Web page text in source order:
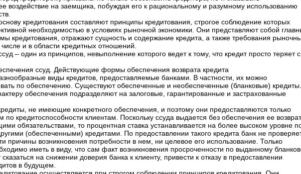
воздействие на заемщика, побуждая его к рациональному и разумному использованию
кредитования составляют принципы кредитования, строгое соблюдение которых
необходимостью в условиях рыночной экономики. Они представляют собой
кредитования, отражают сущность и содержание кредита, а также требования
и в области кредитных отношений.
– один из принципов, невыполнение которого ведет к тому, что кредит просто теряет
ссуд. Действующие формы обеспечения возврата кредита
виды кредитов, предоставляемые банками. В частности, их можно
по обеспечению. Существуют обеспеченные и необеспеченные (бланковые) кредиты.
обеспечения подразделяют на залоговые, гарантированные и застрахованные
не имеющие конкретного обеспечения, и поэтому они предоставляются только
по кредитоспособности клиентам. Поскольку ссуда выдается без обеспечения ее
обязательствами, то процентная ставка устанавливается на более высоком уровне
(обеспеченными) кредитами. По предоставлении такого кредита банк не
причины возникновения потребности в нем, ни целевое его использование. Только
иметь в виду, что сам факт возникновения просроченности по выданному
на снижении доверия банка к клиенту, привести к отказу в предоставлении
в будущем.